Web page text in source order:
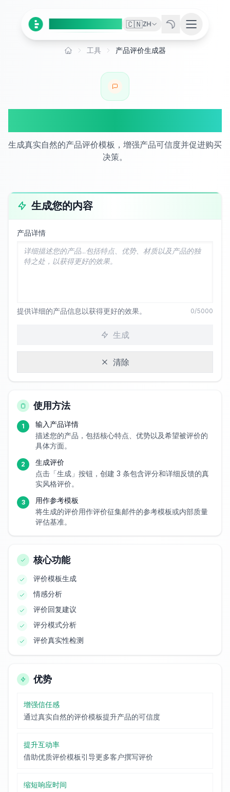
🇨🇳ZH
首页 工具 产品评价生成器
生成真实自然的产品评价模板，增强产品可信度并促进购买
决策。
生成您的内容
产品详情
提供详细的产品信息以获得更好的效果。 0/5000
生成
清除
使用方法
1
输入产品详情
描述您的产品，包括核心特点、优势以及希望被评价的
具体方面。
2
生成评价
点击「生成」按钮，创建 3 条包含评分和详细反馈的真
实风格评价。
3
用作参考模板
将生成的评价用作评价征集邮件的参考模板或内部质量
评估基准。
核心功能
评价模板生成
情感分析
评价回复建议
评分模式分析
评价真实性检测
优势
增强信任感
通过真实自然的评价模板提升产品的可信度
提升互动率
借助优质评价模板引导更多客户撰写评价
缩短响应时间